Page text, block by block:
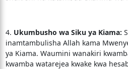
4. Ukumbusho wa Siku ya Kiama:
inamtambulisha Allah kama
ya Kiama. Waumini wanakiri
kwamba watarejea kwake kwa